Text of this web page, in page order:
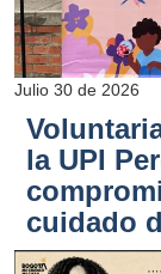
Julio 30 de 2026
la UPI
cuidado